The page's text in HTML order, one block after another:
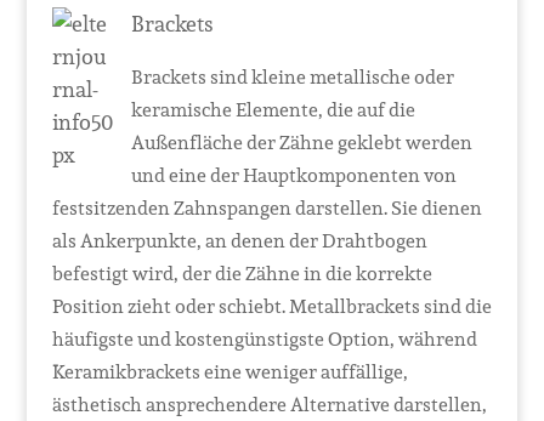
Brackets
Brackets sind kleine metallische oder
keramische Elemente, die auf die
Außenfläche der Zähne geklebt werden
und eine der Hauptkomponenten von
festsitzenden Zahnspangen darstellen. Sie dienen
als Ankerpunkte, an denen der Drahtbogen
befestigt wird, der die Zähne in die korrekte
Position zieht oder schiebt. Metallbrackets sind die
häufigste und kostengünstigste Option, während
Keramikbrackets eine weniger auffällige,
ästhetisch ansprechendere Alternative darstellen,